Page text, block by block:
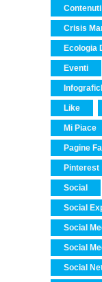
Contenuti
Crisis
Ecologia
Eventi
Like
Mi Piace
Pagine
Pinterest
Social
Social
Social
Social
Social